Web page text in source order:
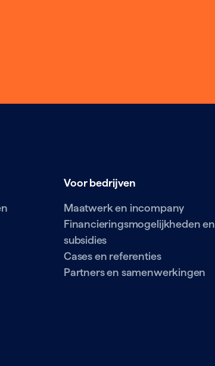
Voor bedrijven
Maatwerk en incompany
Financieringsmogelijkheden en
subsidies
Cases en referenties
Partners en samenwerkingen